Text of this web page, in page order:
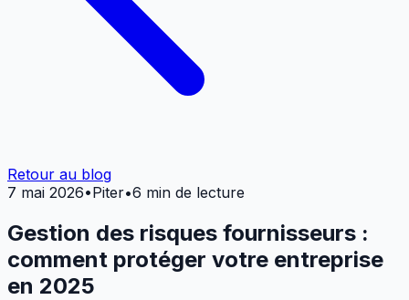
Retour au blog
7 mai 2026•Piter•6 min de lecture
Gestion des risques fournisseurs :
comment protéger votre entreprise
en 2025